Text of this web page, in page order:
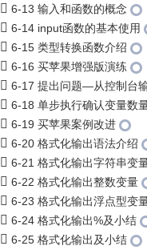
6-13 输入和函数的概念
6-14 input函数的基本使用
6-15 类型转换函数介绍
6-16 买苹果增强版演练
6-17 提出问题—从控制台
6-18 单步执行确认变量数
6-19 买苹果案例改进
6-20 格式化输出语法介绍
6-21 格式化输出字符串变
6-22 格式化输出整数变量
6-23 格式化输出浮点型变
6-24 格式化输出%及小结
6-25 格式化输出及小结